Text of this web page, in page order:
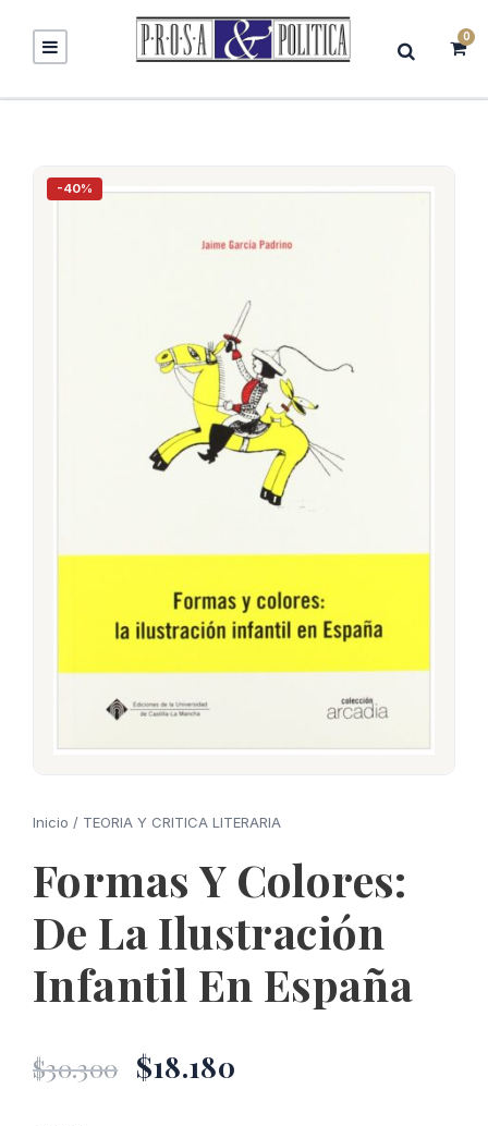
0
-40%
Inicio / TEORIA Y CRITICA LITERARIA
Formas Y Colores:
De La Ilustración
Infantil En España
$30.300 El
$18.180